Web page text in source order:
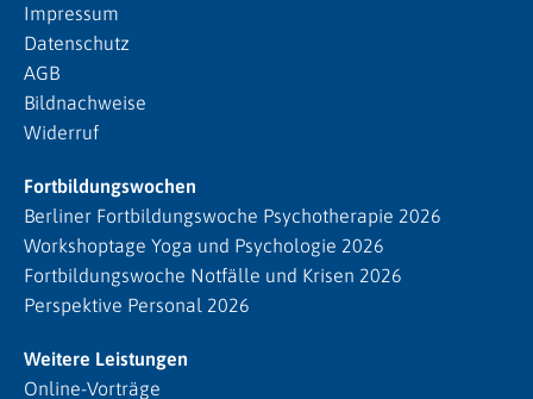
Impressum
Datenschutz
AGB
Bildnachweise
Widerruf
Fortbildungswochen
Berliner Fortbildungswoche Psychotherapie 2026
Workshoptage Yoga und Psychologie 2026
Fortbildungswoche Notfälle und Krisen 2026
Perspektive Personal 2026
Weitere Leistungen
Online-Vorträge